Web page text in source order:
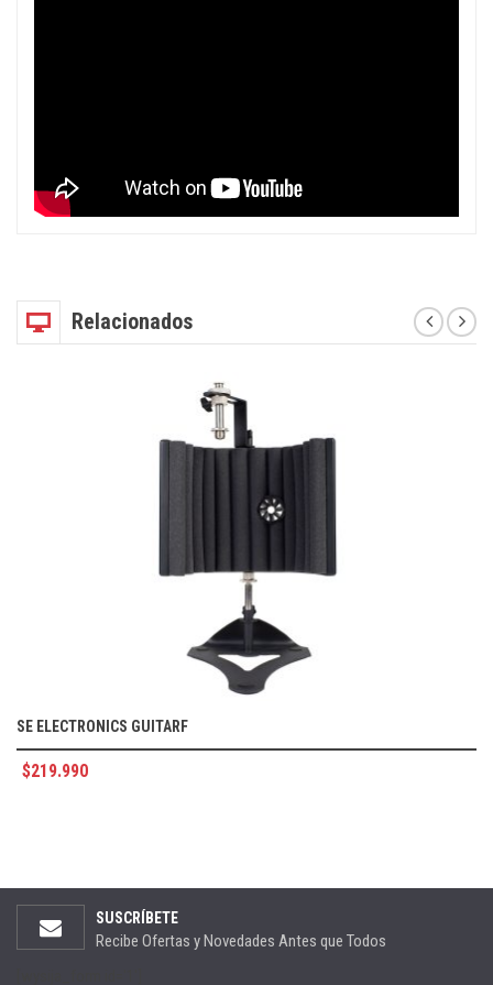
Relacionados
SE ELECTRONICS GUITARF
$219.990
SUSCRÍBETE
Recibe Ofertas y Novedades Antes que Todos